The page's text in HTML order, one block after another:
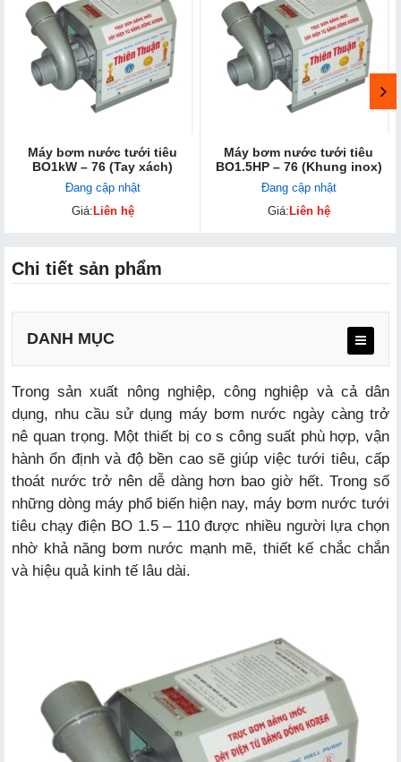
Máy bơm nước tưới tiêu
BO1kW – 76 (Tay xách)
Đang cập nhật
Giá: Liên hệ
Máy bơm nước tưới tiêu
BO1.5HP – 76 (Khung inox)
Đang cập nhật
Giá: Liên hệ
Chi tiết sản phẩm
DANH MỤC
a. công suất mạnh mẽ
b. Thiết kế bền bỉ, chống ăn mòn
c. Vận hành ổn định, tiết kiệm điện
Trong sản xuất nông nghiệp, công nghiệp và cả dân
dụng, nhu cầu sử dụng máy bơm nước ngày càng trở
nê quan trọng. Một thiết bị co s công suất phù hợp, vận
hành ổn định và độ bền cao sẽ giúp việc tưới tiêu, cấp
thoát nước trở nên dễ dàng hơn bao giờ hết. Trong số
những dòng máy phổ biến hiện nay, máy bơm nước tưới
tiêu chạy điện BO 1.5 – 110 được nhiều người lựa chọn
nhờ khả năng bơm nước mạnh mẽ, thiết kế chắc chắn
và hiệu quả kinh tế lâu dài.